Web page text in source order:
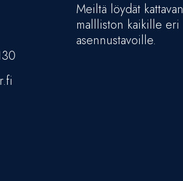
Meiltä löydät kattavan
mallliston kaikille eri
asennustavoille.